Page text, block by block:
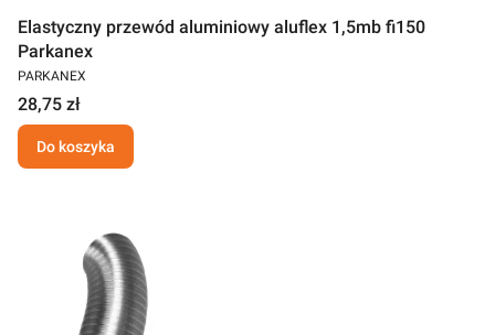
Elastyczny przewód aluminiowy aluflex 1,5mb fi150
Parkanex
PARKANEX
28,75 zł
Do koszyka